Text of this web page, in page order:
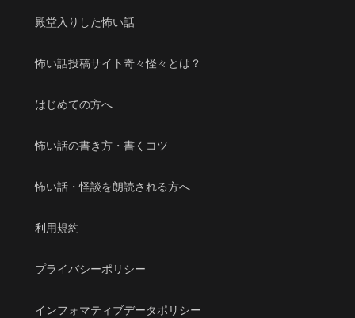
殿堂入りした怖い話
怖い話投稿サイト奇々怪々とは？
はじめての方へ
怖い話の書き方・書くコツ
怖い話・怪談を朗読される方へ
利用規約
プライバシーポリシー
インフォマティブデータポリシー